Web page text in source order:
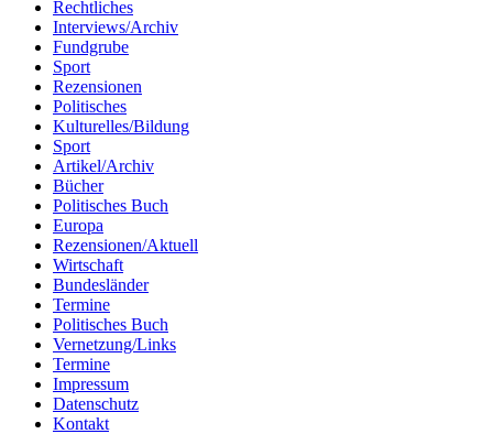
Rechtliches
Interviews/Archiv
Fundgrube
Sport
Rezensionen
Politisches
Kulturelles/Bildung
Sport
Artikel/Archiv
Bücher
Politisches Buch
Europa
Rezensionen/Aktuell
Wirtschaft
Bundesländer
Termine
Politisches Buch
Vernetzung/Links
Termine
Impressum
Datenschutz
Kontakt